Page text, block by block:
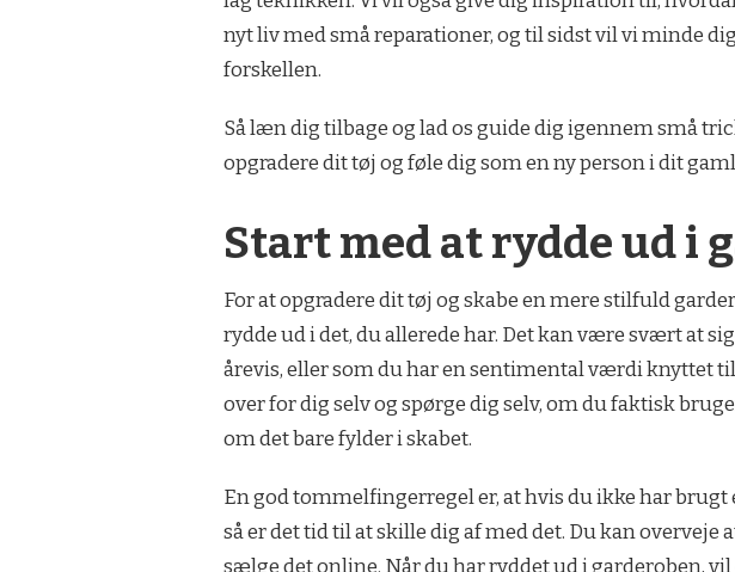
nyt liv med små reparationer, og til sidst vil vi minde
forskellen.
Så læn dig tilbage og lad os guide dig igennem små
opgradere dit tøj og føle dig som en ny person i dit
Start med at rydde ud i
For at opgradere dit tøj og skabe en mere stilfuld
rydde ud i det, du allerede har. Det kan være svært at
årevis, eller som du har en sentimental værdi knyttet
over for dig selv og spørge dig selv, om du faktisk
om det bare fylder i skabet.
En god tommelfingerregel er, at hvis du ikke har brugt
så er det tid til at skille dig af med det. Du kan
sælge det online. Når du har ryddet ud i garderoben,